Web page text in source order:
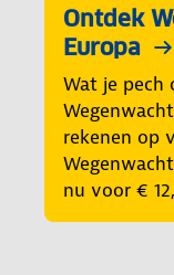
Ontdek
Europa
Wat je pech
rekenen op
nu voor €